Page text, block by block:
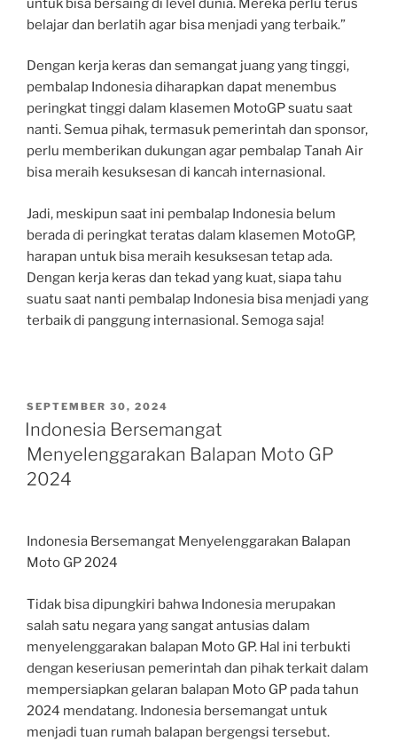
untuk bisa bersaing di level dunia. Mereka perlu terus
belajar dan berlatih agar bisa menjadi yang terbaik.”
Dengan kerja keras dan semangat juang yang tinggi,
pembalap Indonesia diharapkan dapat menembus
peringkat tinggi dalam klasemen MotoGP suatu saat
nanti. Semua pihak, termasuk pemerintah dan sponsor,
perlu memberikan dukungan agar pembalap Tanah Air
bisa meraih kesuksesan di kancah internasional.
Jadi, meskipun saat ini pembalap Indonesia belum
berada di peringkat teratas dalam klasemen MotoGP,
harapan untuk bisa meraih kesuksesan tetap ada.
Dengan kerja keras dan tekad yang kuat, siapa tahu
suatu saat nanti pembalap Indonesia bisa menjadi yang
terbaik di panggung internasional. Semoga saja!
POSTED
ON
SEPTEMBER 30, 2024
Indonesia Bersemangat
Menyelenggarakan Balapan Moto GP
2024
Indonesia Bersemangat Menyelenggarakan Balapan
Moto GP 2024
Tidak bisa dipungkiri bahwa Indonesia merupakan
salah satu negara yang sangat antusias dalam
menyelenggarakan balapan Moto GP. Hal ini terbukti
dengan keseriusan pemerintah dan pihak terkait dalam
mempersiapkan gelaran balapan Moto GP pada tahun
2024 mendatang. Indonesia bersemangat untuk
menjadi tuan rumah balapan bergengsi tersebut.